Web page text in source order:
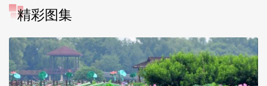
精彩图集